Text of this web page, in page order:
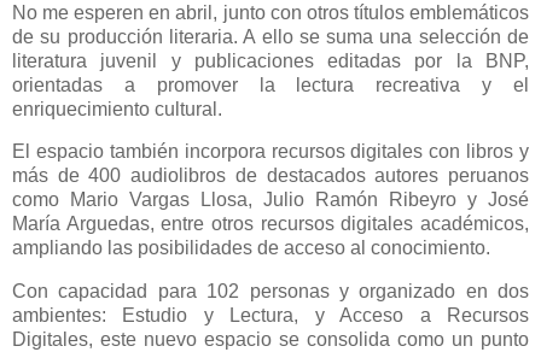
No me esperen en abril, junto con otros títulos emblemáticos
de su producción literaria. A ello se suma una selección de
literatura juvenil y publicaciones editadas por la BNP,
orientadas a promover la lectura recreativa y el
enriquecimiento cultural.
El espacio también incorpora recursos digitales con libros y
más de 400 audiolibros de destacados autores peruanos
como Mario Vargas Llosa, Julio Ramón Ribeyro y José
María Arguedas, entre otros recursos digitales académicos,
ampliando las posibilidades de acceso al conocimiento.
Con capacidad para 102 personas y organizado en dos
ambientes: Estudio y Lectura, y Acceso a Recursos
Digitales, este nuevo espacio se consolida como un punto